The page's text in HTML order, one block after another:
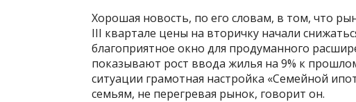
Хорошая новость, по его словам, в том, что
III квартале цены на вторичку начали
благоприятное окно для продуманного
показывают рост ввода жилья на 9% к
ситуации грамотная настройка «Семейной
семьям, не перегревая рынок, говорит он.